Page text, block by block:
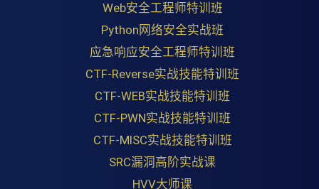
Web安全工程师特训班
Python网络安全实战班
应急响应安全工程师特训班
CTF-Reverse实战技能特训班
CTF-WEB实战技能特训班
CTF-PWN实战技能特训班
CTF-MISC实战技能特训班
SRC漏洞高阶实战课
HVV大师课